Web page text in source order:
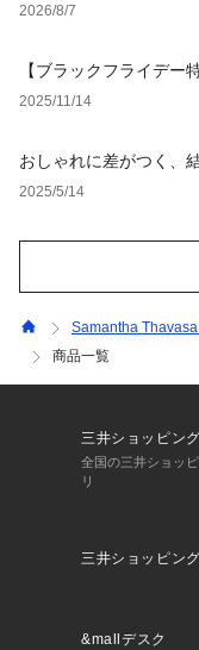
2026/8/7
【ブラックフライデー
2025/11/14
おしゃれに差がつく、
2025/5/14
Samantha
商品一覧
三井ショッピン
全国の三井ショッ
リ
三井ショッピン
&mallデスク